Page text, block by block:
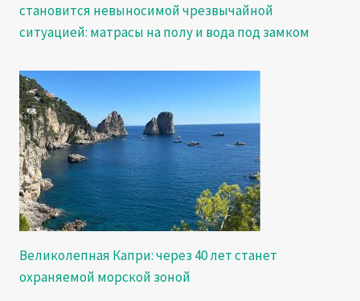
становится невыносимой чрезвычайной
ситуацией: матрасы на полу и вода под замком
Великолепная Капри: через 40 лет станет
охраняемой морской зоной